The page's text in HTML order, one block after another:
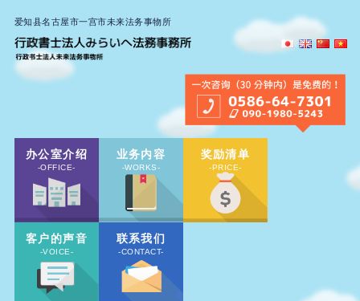
爱知县名古屋市一宫市未来法务事物所
办公室介绍
-OFFICE-
业务内容
-WORKS-
奖励清单
-PRICE-
客户的声音
-VOICE-
联系我们
-CONTACT-